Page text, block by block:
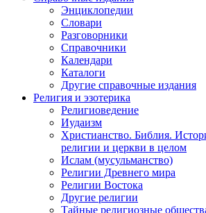
Энциклопедии
Словари
Разговорники
Справочники
Календари
Каталоги
Другие справочные издания
Религия и эзотерика
Религиоведение
Иудаизм
Христианство. Библия.
религии и церкви в целом
Ислам (мусульманство)
Религии Древнего мира
Религии Востока
Другие религии
Тайные религиозные